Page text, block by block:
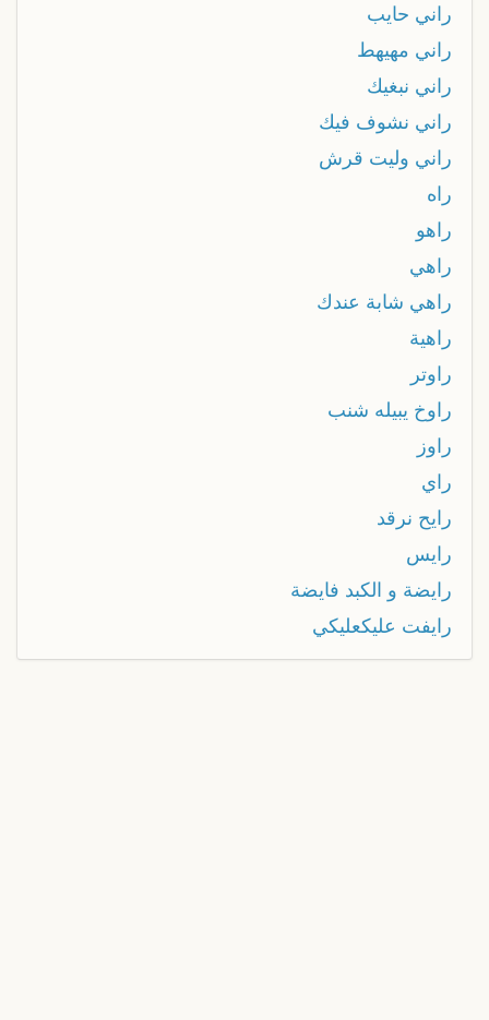
راني حايب
راني مهيهط
راني نبغيك
راني نشوف فيك
راني وليت قرش
راه
راهو
راهي
راهي شابة عندك
راهية
راوتر
راوخ يبيله شنب
راوز
راي
رايح نرقد
رايس
رايضة و الكبد فايضة
رايفت عليكعليكي